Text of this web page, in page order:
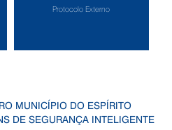
Protocolo Externo